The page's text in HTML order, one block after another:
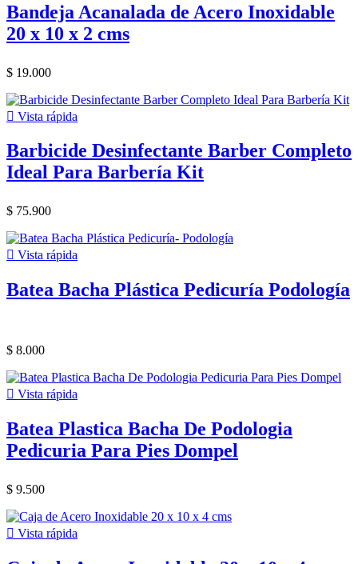
Bandeja Acanalada de Acero Inoxidable
20 x 10 x 2 cms
$ 19.000
 Vista rápida
Barbicide Desinfectante Barber Completo
Ideal Para Barbería Kit
$ 75.900
 Vista rápida
Batea Bacha Plástica Pedicuría Podología
$ 8.000
 Vista rápida
Batea Plastica Bacha De Podologia
Pedicuria Para Pies Dompel
$ 9.500
 Vista rápida